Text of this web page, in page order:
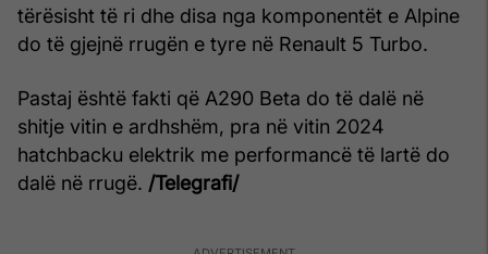
tërësisht të ri dhe disa nga komponentët e Alpine
do të gjejnë rrugën e tyre në Renault 5 Turbo.
Pastaj është fakti që A290 Beta do të dalë në
shitje vitin e ardhshëm, pra në vitin 2024
hatchbacku elektrik me performancë të lartë do
dalë në rrugë. /Telegrafi/